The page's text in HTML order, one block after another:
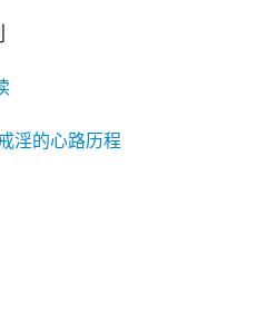
淫的心路历程